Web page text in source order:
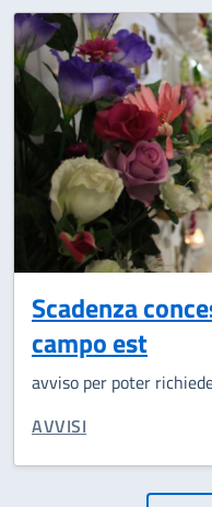
Scadenza
campo est
avviso per poter
CATEGORIA
AVVISI